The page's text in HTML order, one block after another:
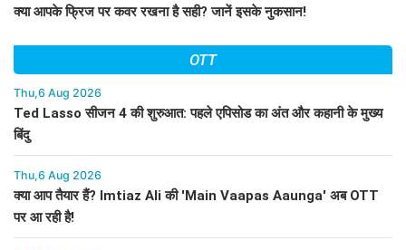
क्या आपके फ्रिज पर कवर रखना है सही? जानें इसके नुकसान!
OTT
Thu,6 Aug 2026
Ted Lasso सीजन 4 की शुरुआत: पहले एपिसोड का अंत और कहानी के मुख्य
बिंदु
Thu,6 Aug 2026
क्या आप तैयार हैं? Imtiaz Ali की 'Main Vaapas Aaunga' अब OTT
पर आ रही है!